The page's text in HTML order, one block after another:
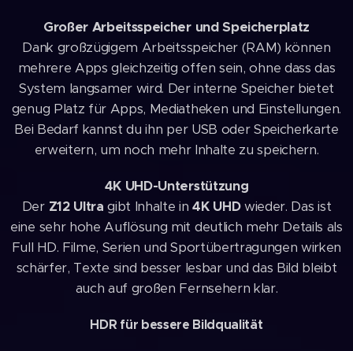
Großer Arbeitsspeicher und Speicherplatz
Dank großzügigem Arbeitsspeicher (RAM) können
mehrere Apps gleichzeitig offen sein, ohne dass das
System langsamer wird. Der interne Speicher bietet
genug Platz für Apps, Mediatheken und Einstellungen.
Bei Bedarf kannst du ihn per USB oder Speicherkarte
erweitern, um noch mehr Inhalte zu speichern.
4K UHD-Unterstützung
Der Z12 Ultra gibt Inhalte in4K UHDwieder. Das ist
eine sehr hohe Auflösung mit deutlich mehr Details als
Full HD. Filme, Serien und Sportübertragungen wirken
schärfer, Texte sind besser lesbar und das Bild bleibt
auch auf großen Fernsehern klar.
HDR für bessere Bildqualität